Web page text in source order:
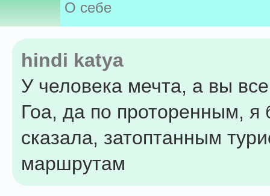
О себе
hindi katya
У человека мечта, а вы
Гоа, да по проторенным, я
сказала, затоптанным
маршрутам